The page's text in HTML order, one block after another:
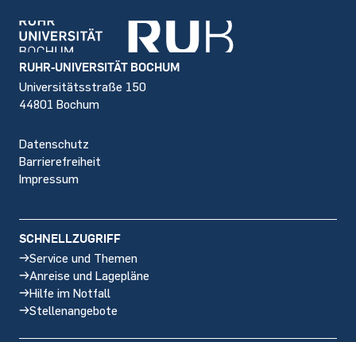
Footer
RUHR-UNIVERSITÄT BOCHUM
Universitätsstraße 150
44801 Bochum
Datenschutz
Barrierefreiheit
Impressum
SCHNELLZUGRIFF
Service und Themen
Anreise und Lagepläne
Hilfe im Notfall
Stellenangebote